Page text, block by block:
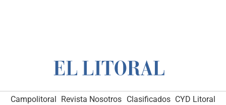
Campolitoral Revista Nosotros Clasificados CYD Litoral